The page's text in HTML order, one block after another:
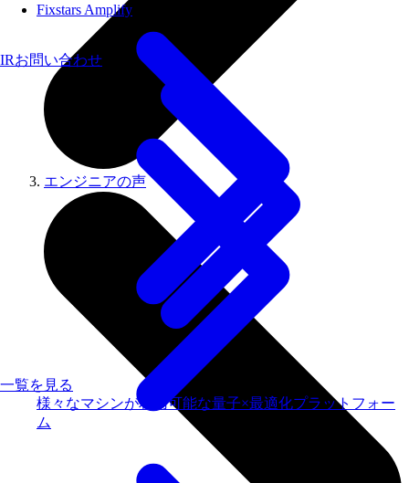
一覧を見る
Fixstars Amplify
様々なマシンが利用可能な量子×最適化プラットフォー
ム
IRお問い合わせ
エンジニアの​声